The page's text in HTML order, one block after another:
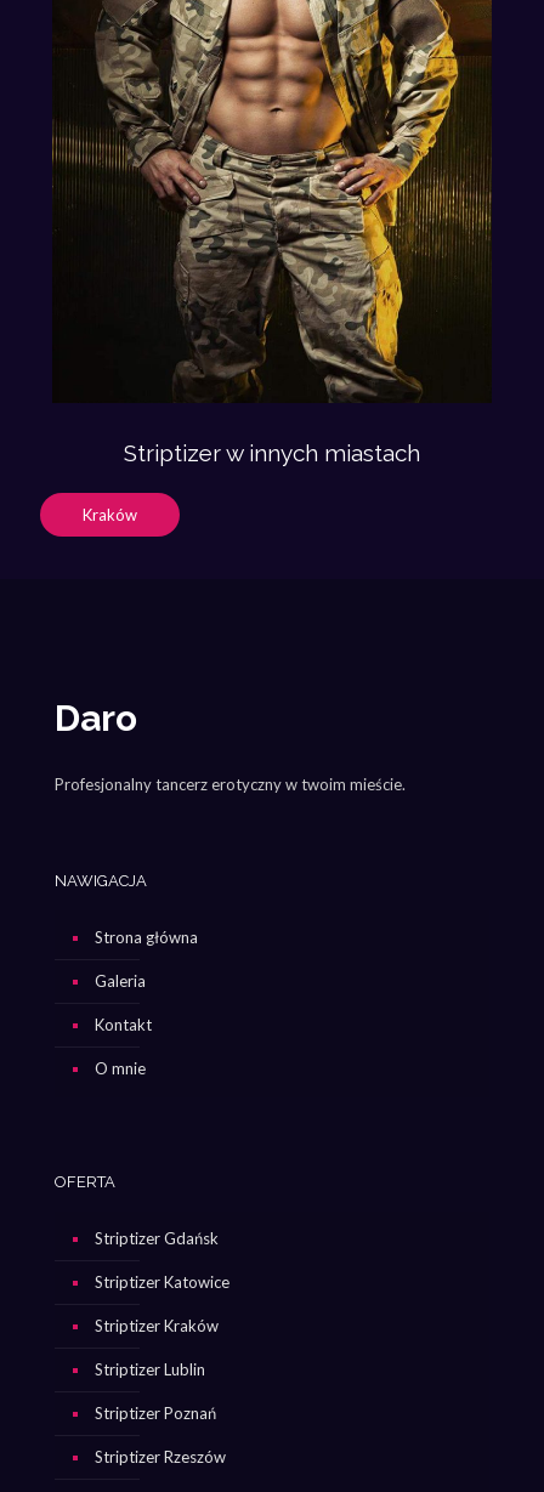
Striptizer w innych miastach
Kraków
Daro
Profesjonalny tancerz erotyczny w twoim mieście.
NAWIGACJA
Strona główna
Galeria
Kontakt
O mnie
OFERTA
Striptizer Gdańsk
Striptizer Katowice
Striptizer Kraków
Striptizer Lublin
Striptizer Poznań
Striptizer Rzeszów